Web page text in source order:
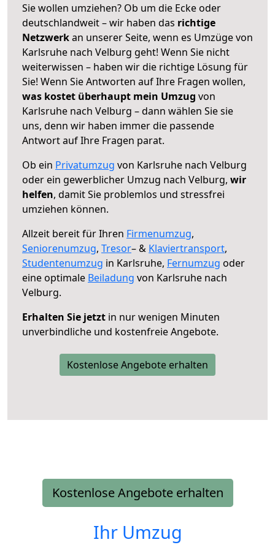
Sie wollen umziehen? Ob um die Ecke oder
deutschlandweit – wir haben das richtige
Netzwerkan unserer Seite, wenn es Umzüge von
Karlsruhe nach Velburg geht! Wenn Sie nicht
weiterwissen – haben wir die richtige Lösung für
Sie! Wenn Sie Antworten auf Ihre Fragen wollen,
was kostet überhaupt mein Umzug von
Karlsruhe nach Velburg – dann wählen Sie sie
uns, denn wir haben immer die passende
Antwort auf Ihre Fragen parat.
Ob ein Privatumzug von Karlsruhe nach Velburg
oder ein gewerblicher Umzug nach Velburg, wir
helfen, damit Sie problemlos und stressfrei
umziehen können.
Allzeit bereit für Ihren Firmenumzug,
Seniorenumzug, Tresor– & Klaviertransport,
Studentenumzug in Karlsruhe, Fernumzug oder
eine optimale Beiladung von Karlsruhe nach
Velburg.
Erhalten Sie jetzt in nur wenigen Minuten
unverbindliche und kostenfreie Angebote.
Kostenlose Angebote erhalten
Kostenlose Angebote erhalten
Ihr Umzug